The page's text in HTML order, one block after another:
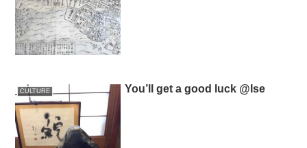
CULTURE You’ll get a good luck @Ise